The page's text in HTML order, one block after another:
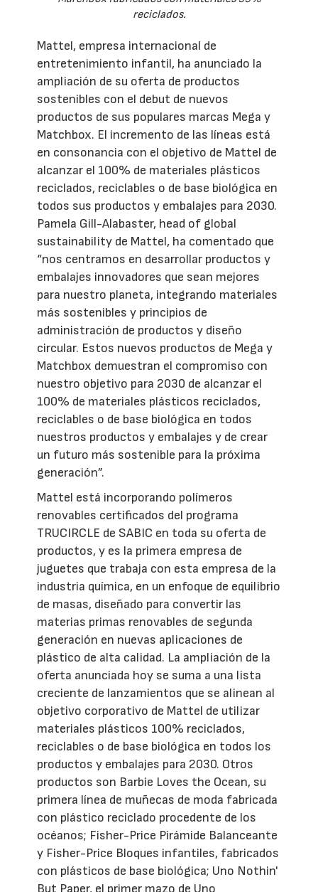
reciclados.
Mattel, empresa internacional de
entretenimiento infantil, ha anunciado la
ampliación de su oferta de productos
sostenibles con el debut de nuevos
productos de sus populares marcas Mega y
Matchbox. El incremento de las líneas está
en consonancia con el objetivo de Mattel de
alcanzar el 100% de materiales plásticos
reciclados, reciclables o de base biológica en
todos sus productos y embalajes para 2030.
Pamela Gill-Alabaster, head of global
sustainability de Mattel, ha comentado que
“nos centramos en desarrollar productos y
embalajes innovadores que sean mejores
para nuestro planeta, integrando materiales
más sostenibles y principios de
administración de productos y diseño
circular. Estos nuevos productos de Mega y
Matchbox demuestran el compromiso con
nuestro objetivo para 2030 de alcanzar el
100% de materiales plásticos reciclados,
reciclables o de base biológica en todos
nuestros productos y embalajes y de crear
un futuro más sostenible para la próxima
generación”.
Mattel está incorporando polímeros
renovables certificados del programa
TRUCIRCLE de SABIC en toda su oferta de
productos, y es la primera empresa de
juguetes que trabaja con esta empresa de la
industria química, en un enfoque de equilibrio
de masas, diseñado para convertir las
materias primas renovables de segunda
generación en nuevas aplicaciones de
plástico de alta calidad. La ampliación de la
oferta anunciada hoy se suma a una lista
creciente de lanzamientos que se alinean al
objetivo corporativo de Mattel de utilizar
materiales plásticos 100% reciclados,
reciclables o de base biológica en todos los
productos y embalajes para 2030. Otros
productos son Barbie Loves the Ocean, su
primera línea de muñecas de moda fabricada
con plástico reciclado procedente de los
océanos; Fisher-Price Pirámide Balanceante
y Fisher-Price Bloques infantiles, fabricados
con plásticos de base biológica; Uno Nothin'